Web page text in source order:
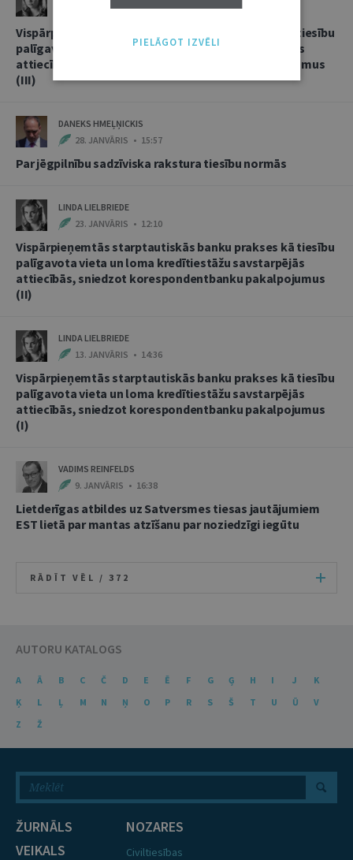
4. FEBRUĀRIS • 17:53
Vispārpieņemtās starptautiskās banku prakses kā tiesību
palīgavota vieta un loma kredītiestāžu savstarpējās
attiecībās, sniedzot korespondentbanku pakalpojumus
(III)
DANEKS HMEĻŅICKIS
28. JANVĀRIS • 15:57
Par jēgpilnību sadzīviska rakstura tiesību normās
LINDA LIELBRIEDE
23. JANVĀRIS • 12:10
Vispārpieņemtās starptautiskās banku prakses kā tiesību
palīgavota vieta un loma kredītiestāžu savstarpējās
attiecībās, sniedzot korespondentbanku pakalpojumus
(II)
LINDA LIELBRIEDE
13. JANVĀRIS • 14:36
Vispārpieņemtās starptautiskās banku prakses kā tiesību
palīgavota vieta un loma kredītiestāžu savstarpējās
attiecībās, sniedzot korespondentbanku pakalpojumus
(I)
VADIMS REINFELDS
9. JANVĀRIS • 16:38
Lietderīgas atbildes uz Satversmes tiesas jautājumiem
EST lietā par mantas atzīšanu par noziedzīgi iegūtu
RĀDĪT VĒL / 372
AUTORU KATALOGS
A Ā B C Č D E Ē F G Ģ H I J
K
Ķ
L Ļ M N Ņ O P R S Š T U Ū
V
Z
Ž
ŽURNĀLS
VEIKALS
NOZARES
Civiltiesības
PIELĀGOT IZVĒLI